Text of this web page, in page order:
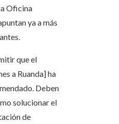
Oficina
ya a más
que el
a Ruanda] ha
Deben
solucionar el
de